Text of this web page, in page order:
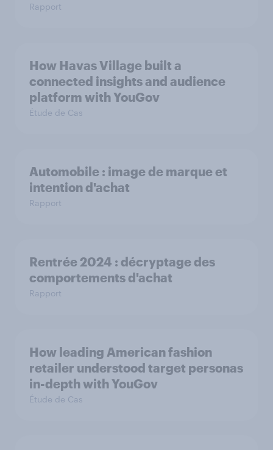
Rapport
How Havas Village built a
connected insights and audience
platform with YouGov
Étude de Cas
Automobile : image de marque et
intention d'achat
Rapport
Rentrée 2024 : décryptage des
comportements d'achat
Rapport
How leading American fashion
retailer understood target personas
in-depth with YouGov
Étude de Cas